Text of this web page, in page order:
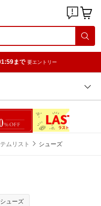
まで 要エントリー
ムリスト シューズ
ューズ